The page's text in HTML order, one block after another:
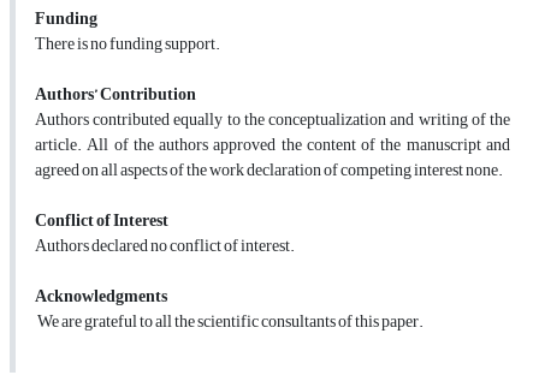
Funding
There is no funding support.
Authors’ Contribution
Authors contributed equally to the conceptualization and writing of the
article. All of the authors approved the content of the manuscript and
agreed on all aspects of the work declaration of competing interest none.
Conflict of Interest
Authors declared no conflict of interest.
Acknowledgments
We are grateful to all the scientific consultants of this paper.